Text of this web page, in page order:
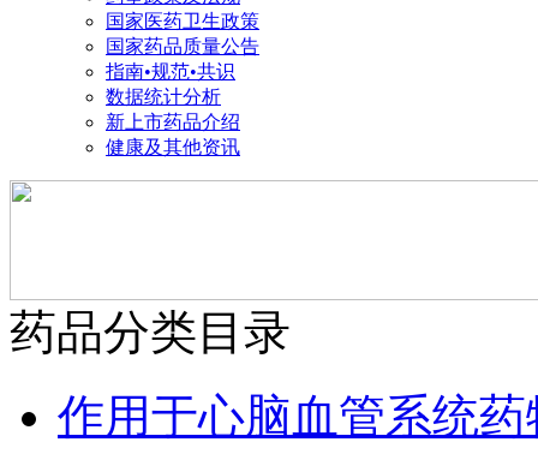
国家医药卫生政策
国家药品质量公告
指南•规范•共识
数据统计分析
新上市药品介绍
健康及其他资讯
药品分类目录
作用于心脑血管系统药